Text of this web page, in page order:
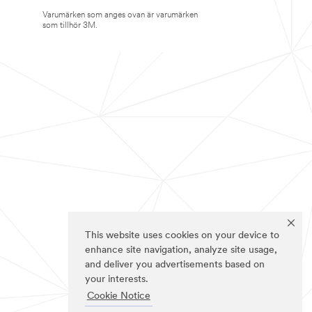
This website uses cookies on your device to
enhance site navigation, analyze site usage,
and deliver you advertisements based on
your interests.
Cookie Notice
Varumärken som anges ovan är varumärken
som tillhör 3M.